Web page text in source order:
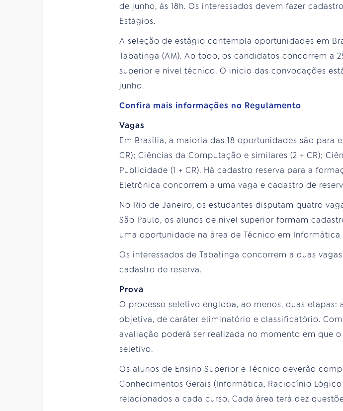
de junho, às 18h. Os interessados devem fazer
Estágios.
A seleção de estágio contempla oportunidades em
Tabatinga (AM). Ao todo, os candidatos concorrem a
superior e nível técnico. O início das convocações
junho.
Confira mais informações no Regulamento
Vagas
Em Brasília, a maioria das 18 oportunidades são para
CR); Ciências da Computação e similares (2 + CR);
Publicidade (1 + CR). Há cadastro reserva para a
Eletrônica concorrem a uma vaga e cadastro de
No Rio de Janeiro, os estudantes disputam quatro
São Paulo, os alunos de nível superior formam
uma oportunidade na área de Técnico em
Os interessados de Tabatinga concorrem a duas
cadastro de reserva.
Prova
O processo seletivo engloba, ao menos, duas
objetiva, de caráter eliminatório e classificatório.
avaliação poderá ser realizada no momento em que
seletivo.
Os alunos de Ensino Superior e Técnico deverão
Conhecimentos Gerais (Informática, Raciocínio
relacionados a cada curso. Cada área terá dez